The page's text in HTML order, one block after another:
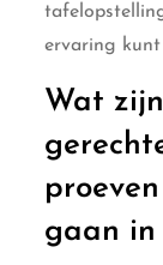
ervaring kunt
Wat
gaan in